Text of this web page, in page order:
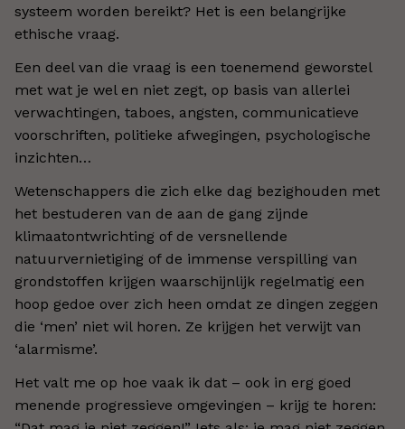
systeem worden bereikt? Het is een belangrijke
ethische vraag.
Een deel van die vraag is een toenemend geworstel
met wat je wel en niet zegt, op basis van allerlei
verwachtingen, taboes, angsten, communicatieve
voorschriften, politieke afwegingen, psychologische
inzichten…
Wetenschappers die zich elke dag bezighouden met
het bestuderen van de aan de gang zijnde
klimaatontwrichting of de versnellende
natuurvernietiging of de immense verspilling van
grondstoffen krijgen waarschijnlijk regelmatig een
hoop gedoe over zich heen omdat ze dingen zeggen
die ‘men’ niet wil horen. Ze krijgen het verwijt van
‘alarmisme’.
Het valt me op hoe vaak ik dat – ook in erg goed
menende progressieve omgevingen – krijg te horen: